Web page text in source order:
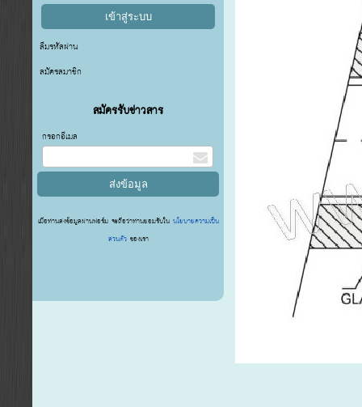
ลืมรหัสผ่าน
สมัครสมาชิก
สมัครรับข่าวสาร
กรอกอีเมล
เมื่อท่านส่งข้อมูลผ่านฟอร์ม จะถือว่าท่านยอมรับในนโยบายความเป็น
ส่วนตัว ของเรา